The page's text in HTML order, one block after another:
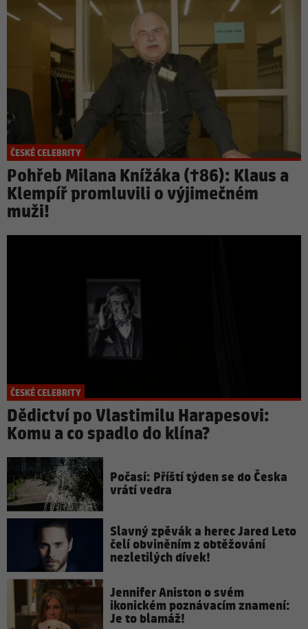
ČESKÉ CELEBRITY
Pohřeb Milana Knížáka (†86): Klaus a
Klempíř promluvili o výjimečném
muži!
ČESKÉ CELEBRITY
Dědictví po Vlastimilu Harapesovi:
Komu a co spadlo do klína?
Počasí: Příští týden se do Česka
vrátí vedra
Slavný zpěvák a herec Jared Leto
čelí obviněním z obtěžování
nezletilých dívek!
Jennifer Aniston o svém
ikonickém poznávacím znamení:
Je to blamáž!